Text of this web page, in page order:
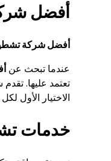
أفضل
أفضل شركة
عندما تبحث عن
تعتمد عليها.
الاختيار الأول
خدمات